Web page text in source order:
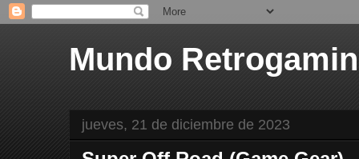
Mundo
jueves, 21 de diciembre de 2023